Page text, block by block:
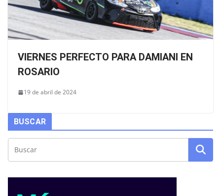
VIERNES PERFECTO PARA DAMIANI EN
ROSARIO
19 de abril de 2024
BUSCAR